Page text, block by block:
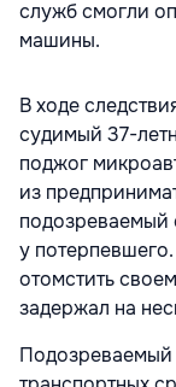
служб смогли
машины.
В ходе
судимый 37-
поджог
из
подозреваемый
у
отомстить
задержал на
Подозреваемый